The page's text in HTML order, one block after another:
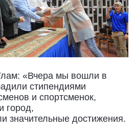
«Вчера мы вошли в
стипендиями
и спортсменок,
город,
значительные достижения.